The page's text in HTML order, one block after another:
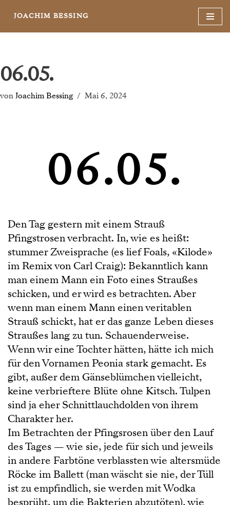
JOACHIM BESSING
06.05.
von Joachim Bessing Mai 6, 2024
06.05.
Den Tag gestern mit einem Strauß
Pfingstrosen verbracht. In, wie es heißt:
stummer Zweisprache (es lief Foals, «Kilode»
im Remix von Carl Craig): Bekanntlich kann
man einem Mann ein Foto eines Straußes
schicken, und er wird es betrachten. Aber
wenn man einem Mann einen veritablen
Strauß schickt, hat er das ganze Leben dieses
Straußes lang zu tun. Schauenderweise.
Wenn wir eine Tochter hätten, hätte ich mich
für den Vornamen Peonia stark gemacht. Es
gibt, außer dem Gänseblümchen vielleicht,
keine verbrieftere Blüte ohne Kitsch. Tulpen
sind ja eher Schnittlauchdolden von ihrem
Charakter her.
Im Betrachten der Pfingsrosen über den Lauf
des Tages — wie sie, jede für sich und jeweils
in andere Farbtöne verblassten wie altersmüde
Röcke im Ballett (man wäscht sie nie, der Tüll
ist zu empfindlich, sie werden mit Wodka
besprüht, um die Bakterien abzutöten), wie